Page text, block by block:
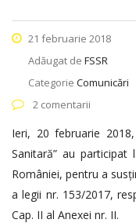
21 februarie 2018
Adăugat de FSSR
Categorie Comunicări
2 comentarii
Ieri, 20 februarie
Sanitară” au
României, pentru a
a legii nr. 153/2017,
Cap. II al Anexei nr. II.